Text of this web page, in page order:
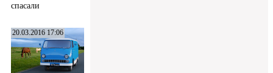
спасали
20.03.2016 17:06